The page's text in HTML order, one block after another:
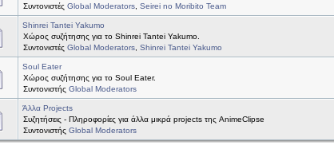
Συντονιστές Global Moderators, Seirei no Moribito Team
Shinrei Tantei Yakumo
Χώρος συζήτησης για το Shinrei Tantei Yakumo.
Συντονιστές Global Moderators, Shinrei Tantei Yakumo
Soul Eater
Χώρος συζήτησης για το Soul Eater.
Συντονιστής Global Moderators
Άλλα Projects
Συζητήσεις - Πληροφορίες για άλλα μικρά projects της AnimeClipse
Συντονιστής Global Moderators